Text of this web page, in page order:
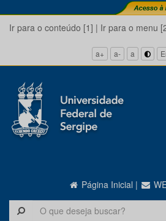
Ir para o conteúdo [1] | Ir para o menu
a+ a- a
Página Inicial |